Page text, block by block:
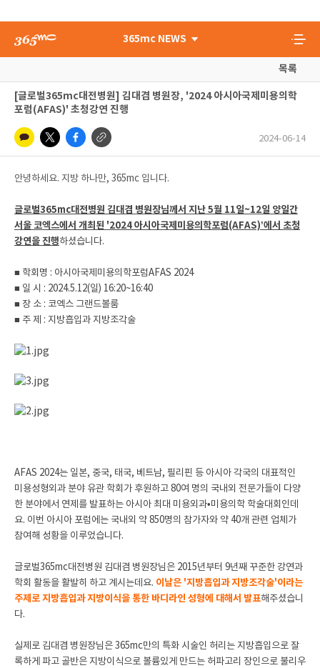
365mc NEWS
목록
[글로벌365mc대전병원] 김대겸 병원장, '2024 아시아국제미용의학
포럼(AFAS)' 초청강연 진행
2024-06-14
안녕하세요. 지방 하나만, 365mc 입니다.
글로벌365mc대전병원 김대겸 병원장님께서 지난 5월 11일~12일 양일간
서울 코엑스에서 개최된 '2024 아시아국제미용의학포럼(AFAS)’에서 초청
강연을 진행하셨습니다.
■ 학회명 : 아시아국제미용의학포럼AFAS 2024
■ 일 시 : 2024.5.12(일) 16:20~16:40
■ 장 소 : 코엑스 그랜드볼룸
■ 주 제 : 지방흡입과 지방조각술
AFAS 2024는 일본, 중국, 태국, 베트남, 필리핀 등 아시아 각국의 대표적인
미용성형외과 분야 유관 학회가 후원하고 80여 명의 국내외 전문가들이 다양
한 분야에서 연제를 발표하는 아시아 최대 미용외과•미용의학 학술대회인데
요. 이번 아시아 포럼에는 국내외 약 850명의 참가자와 약 40개 관련 업체가
참여해 성황을 이루었습니다.
글로벌365mc대전병원 김대겸 병원장님은 2015년부터 9년째 꾸준한 강연과
학회 활동을 활발히 하고 계시는데요. 이날은 '지방흡입과 지방조각술'이라는
주제로 지방흡입과 지방이식을 통한 바디라인 성형에 대해서 발표해주셨습니
다.
실제로 김대겸 병원장님은 365mc만의 특화 시술인 허리는 지방흡입으로 잘
록하게 파고 골반은 지방이식으로 볼륨있게 만드는 허파고리 장인으로 불리우